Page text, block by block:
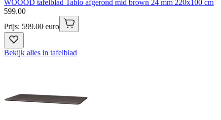
WOOOD tafelblad Tablo afgerond mid brown 24 mm 220x100 cm
599.00
Prijs: 599.00 euro
Bekijk alles in tafelblad